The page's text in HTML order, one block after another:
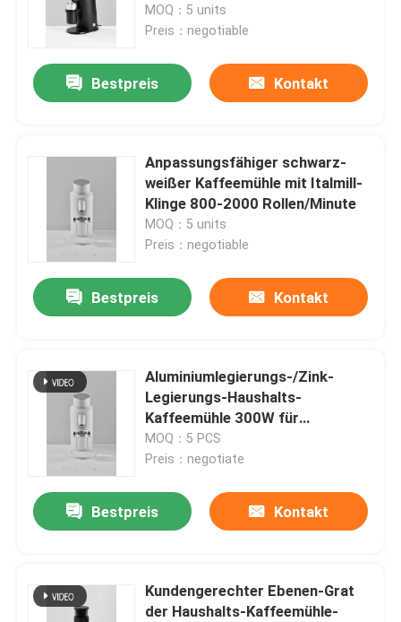
Produkte
MOQ：5 units
Preis：negotiable
Bestpreis Kontakt
Anpassungsfähiger schwarz-
weißer Kaffeemühle mit Italmill-
Klinge 800-2000 Rollen/Minute
MOQ：5 units
Preis：negotiable
Bestpreis Kontakt
Aluminiumlegierungs-/Zink-
Legierungs-Haushalts-
Kaffeemühle 300W für
Hauptgebrauch
MOQ：5 PCS
Preis：negotiate
Bestpreis Kontakt
Kundengerechter Ebenen-Grat
der Haushalts-Kaffeemühle-